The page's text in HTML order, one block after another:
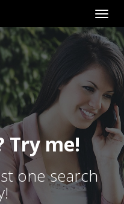
Try me!
one search